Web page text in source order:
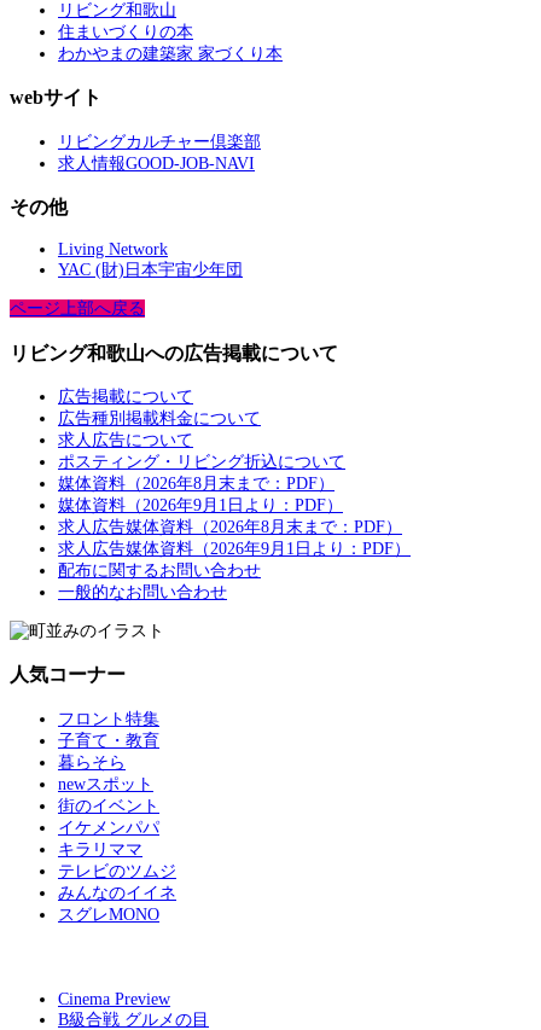
リビング和歌山
住まいづくりの本
わかやまの建築家 家づくり本
webサイト
リビングカルチャー倶楽部
求人情報GOOD-JOB-NAVI
その他
Living Network
YAC (財)日本宇宙少年団
ページ上部へ戻る
リビング和歌山への広告掲載について
広告掲載について
広告種別掲載料金について
求人広告について
ポスティング・リビング折込について
媒体資料（2026年8月末まで：PDF）
媒体資料（2026年9月1日より：PDF）
求人広告媒体資料（2026年8月末まで：PDF）
求人広告媒体資料（2026年9月1日より：PDF）
配布に関するお問い合わせ
一般的なお問い合わせ
人気コーナー
フロント特集
子育て・教育
暮らそら
newスポット
街のイベント
イケメンパパ
キラリママ
テレビのツムジ
みんなのイイネ
スグレMONO
Cinema Preview
B級合戦 グルメの目